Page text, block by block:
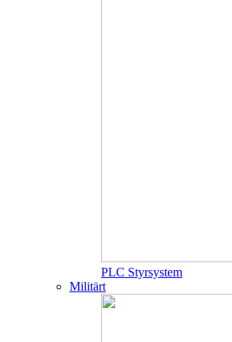
PLC Styrsystem
Militärt